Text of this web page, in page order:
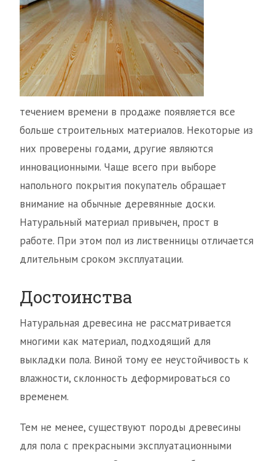
течением времени в продаже появляется все
больше строительных материалов. Некоторые из
них проверены годами, другие являются
инновационными. Чаще всего при выборе
напольного покрытия покупатель обращает
внимание на обычные деревянные доски.
Натуральный материал привычен, прост в
работе. При этом пол из лиственницы отличается
длительным сроком эксплуатации.
Достоинства
Натуральная древесина не рассматривается
многими как материал, подходящий для
выкладки пола. Виной тому ее неустойчивость к
влажности, склонность деформироваться со
временем.
Тем не менее, существуют породы древесины
для пола с прекрасными эксплуатационными